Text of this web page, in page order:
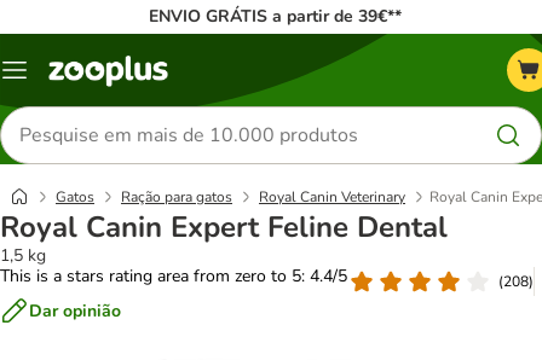
ENVIO GRÁTIS a partir de 39€**
Menu
Pesquisar
produtos
Gatos Ração para gatos Royal Canin Veterinary Royal Canin
Royal Canin Expert Feline Dental
1,5 kg
This is a stars rating area from zero to 5: 4.4/5
(208)
Dar opinião